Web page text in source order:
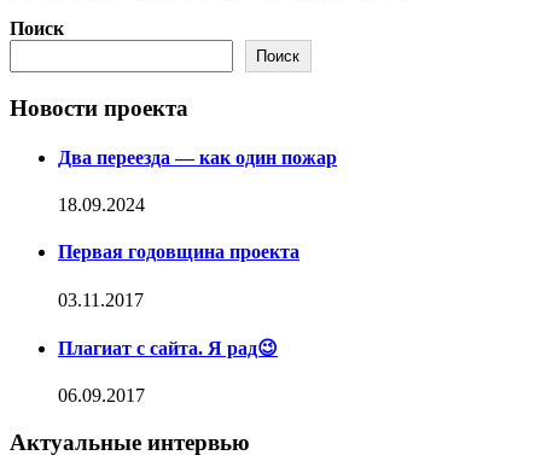
Поиск
Поиск
Новости проекта
Два переезда — как один пожар
18.09.2024
Первая годовщина проекта
03.11.2017
Плагиат с сайта. Я рад😉
06.09.2017
Актуальные интервью